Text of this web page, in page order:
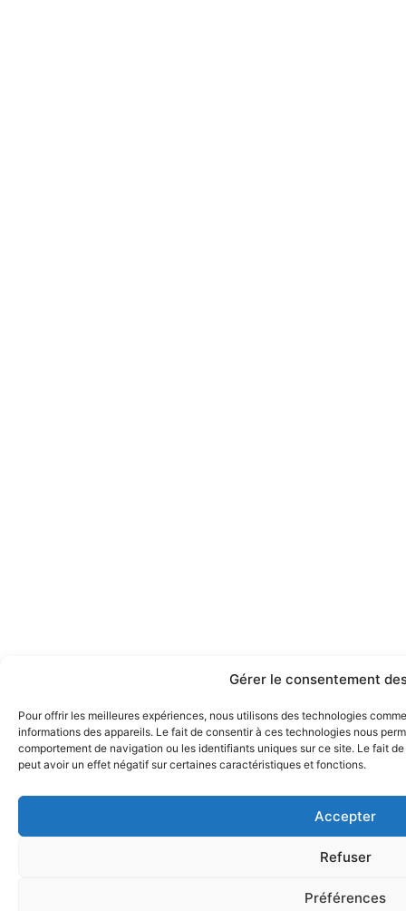
Gérer le consentement
Pour offrir les meilleures expériences, nous utilisons des technologies
informations des appareils. Le fait de consentir à ces technologies nous
comportement de navigation ou les identifiants uniques sur ce site. Le fait
peut avoir un effet négatif sur certaines caractéristiques et fonctions.
Accepter
Refuser
Préférences